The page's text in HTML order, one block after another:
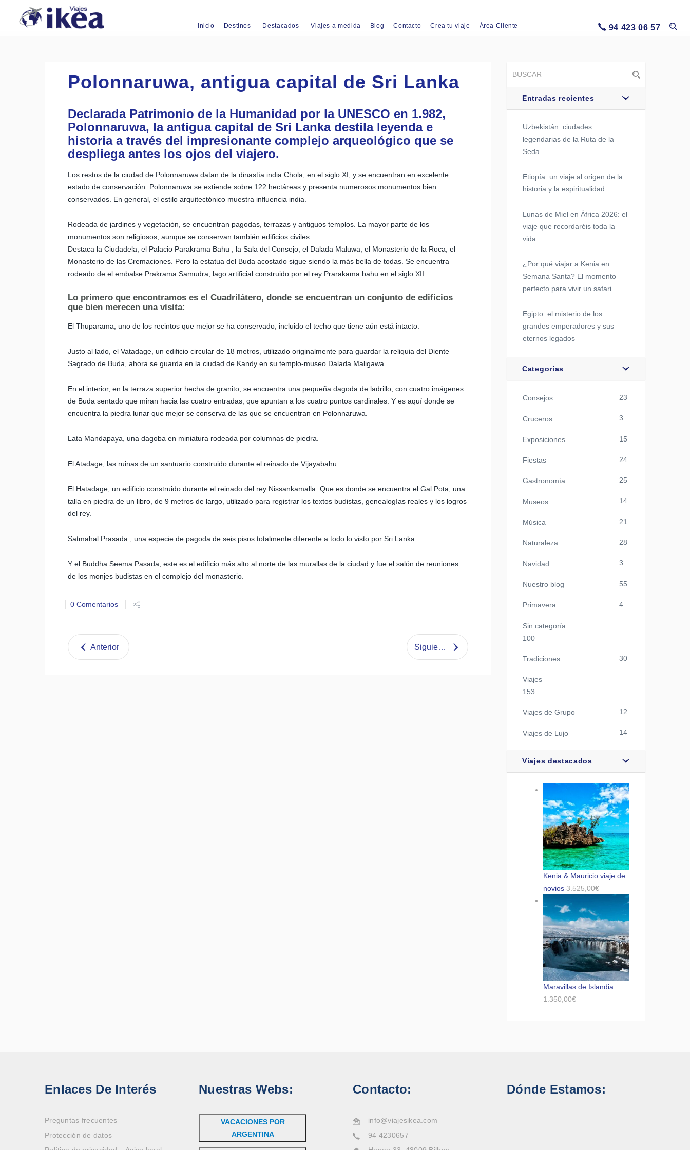
Inicio Destinos Destacados Viajes a medida Blog Contacto Crea tu viaje Área Cliente 94 423 06 57
Polonnaruwa, antigua capital de Sri Lanka
Declarada Patrimonio de la Humanidad por la UNESCO en 1.982,
Polonnaruwa, la antigua capital de Sri Lanka destila leyenda e
historia a través del impresionante complejo arqueológico que se
despliega antes los ojos del viajero.
Los restos de la ciudad de Polonnaruwa datan de la dinastía india Chola, en el siglo XI, y se encuentran en excelente
estado de conservación. Polonnaruwa se extiende sobre 122 hectáreas y presenta numerosos monumentos bien
conservados. En general, el estilo arquitectónico muestra influencia india.
Rodeada de jardines y vegetación, se encuentran pagodas, terrazas y antiguos templos. La mayor parte de los
monumentos son religiosos, aunque se conservan también edificios civiles.
Destaca la Ciudadela, el Palacio Parakrama Bahu , la Sala del Consejo, el Dalada Maluwa, el Monasterio de la Roca, el
Monasterio de las Cremaciones. Pero la estatua del Buda acostado sigue siendo la más bella de todas. Se encuentra
rodeado de el embalse Prakrama Samudra, lago artificial construido por el rey Prarakama bahu en el siglo XII.
Lo primero que encontramos es el Cuadrilátero, donde se encuentran un conjunto de edificios
que bien merecen una visita:
El Thuparama, uno de los recintos que mejor se ha conservado, incluido el techo que tiene aún está intacto.
Justo al lado, el Vatadage, un edificio circular de 18 metros, utilizado originalmente para guardar la reliquia del Diente
Sagrado de Buda, ahora se guarda en la ciudad de Kandy en su templo-museo Dalada Maligawa.
En el interior, en la terraza superior hecha de granito, se encuentra una pequeña dagoda de ladrillo, con cuatro imágenes
de Buda sentado que miran hacia las cuatro entradas, que apuntan a los cuatro puntos cardinales. Y es aquí donde se
encuentra la piedra lunar que mejor se conserva de las que se encuentran en Polonnaruwa.
Lata Mandapaya, una dagoba en miniatura rodeada por columnas de piedra.
El Atadage, las ruinas de un santuario construido durante el reinado de Vijayabahu.
El Hatadage, un edificio construido durante el reinado del rey Nissankamalla. Que es donde se encuentra el Gal Pota, una
talla en piedra de un libro, de 9 metros de largo, utilizado para registrar los textos budistas, genealogías reales y los logros
del rey.
Satmahal Prasada , una especie de pagoda de seis pisos totalmente diferente a todo lo visto por Sri Lanka.
Y el Buddha Seema Pasada, este es el edificio más alto al norte de las murallas de la ciudad y fue el salón de reuniones
de los monjes budistas en el complejo del monasterio.
0 Comentarios
Anterior Siguiente
Entradas recientes
Uzbekistán: ciudades
legendarias de la Ruta de la
Seda
Etiopía: un viaje al origen de la
historia y la espiritualidad
Lunas de Miel en África 2026: el
viaje que recordaréis toda la
vida
¿Por qué viajar a Kenia en
Semana Santa? El momento
perfecto para vivir un safari.
Egipto: el misterio de los
grandes emperadores y sus
eternos legados
Categorías
Consejos 23
Cruceros 3
Exposiciones 15
Fiestas 24
Gastronomía 25
Museos 14
Música 21
Naturaleza 28
Navidad 3
Nuestro blog 55
Primavera 4
Sin categoría
100
Tradiciones 30
Viajes
153
Viajes de Grupo 12
Viajes de Lujo 14
Viajes destacados
Kenia & Mauricio viaje de
novios 3.525,00€
Maravillas de Islandia
1.350,00€
Enlaces De Interés
Preguntas frecuentes
Protección de datos
Nuestras Webs:
VACACIONES POR
ARGENTINA
Contacto:
info@viajesikea.com
94 4230657
Dónde Estamos: